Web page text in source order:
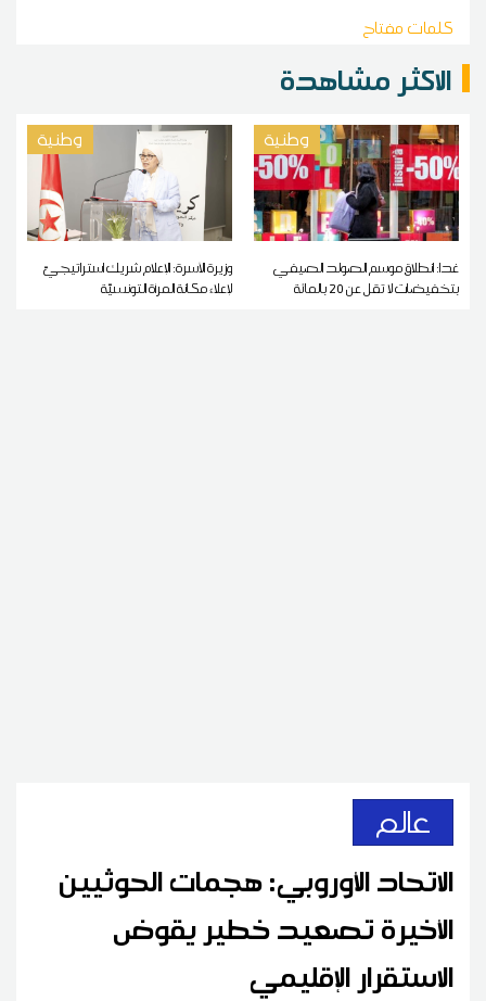
كلمات مفتاح
الاكثر مشاهدة
وطنية
غدا: انطلاق موسم الصولد الصيفي
بتخفيضات لا تقل عن 20 بالمائة
وطنية
وزيرة الأسرة: الإعلام شريك استراتيجيّ
لإعلاء مكانة المرأة التونسيّة
عالم
الاتحاد الأوروبي: هجمات الحوثيين
الأخيرة تصعيد خطير يقوض
الاستقرار الإقليمي